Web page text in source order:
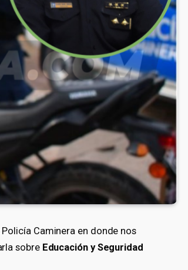
Caminera en donde nos
sobre Educación y Seguridad